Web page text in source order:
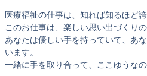
医療福祉の仕事は、知れば知るほど誇
このお仕事は、楽しい思い出づくり
あなたは優しい手を持っていて、あ
います。
一緒に手を取り合って、ここゆうな